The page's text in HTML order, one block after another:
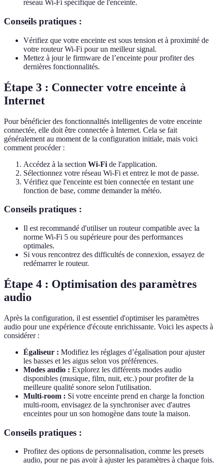
réseau Wi-Fi spécifique de l'enceinte.
Conseils pratiques :
Vérifiez que votre enceinte est sous tension et à proximité de
votre routeur Wi-Fi pour un meilleur signal.
Mettez à jour le firmware de l’enceinte pour profiter des
dernières fonctionnalités.
Étape 3 : Connecter votre enceinte à
Internet
Pour bénéficier des fonctionnalités intelligentes de votre enceinte
connectée, elle doit être connectée à Internet. Cela se fait
généralement au moment de la configuration initiale, mais voici
comment procéder :
Accédez à la section Wi-Fi de l'application.
Sélectionnez votre réseau Wi-Fi et entrez le mot de passe.
Vérifiez que l'enceinte est bien connectée en testant une
fonction de base, comme demander la météo.
Conseils pratiques :
Il est recommandé d'utiliser un routeur compatible avec la
norme Wi-Fi 5 ou supérieure pour des performances
optimales.
Si vous rencontrez des difficultés de connexion, essayez de
redémarrer le routeur.
Étape 4 : Optimisation des paramètres
audio
Après la configuration, il est essentiel d'optimiser les paramètres
audio pour une expérience d'écoute enrichissante. Voici les aspects à
considérer :
Égaliseur : Modifiez les réglages d’égalisation pour ajuster
les basses et les aigus selon vos préférences.
Modes audio : Explorez les différents modes audio
disponibles (musique, film, nuit, etc.) pour profiter de la
meilleure qualité sonore selon l'utilisation.
Multi-room : Si votre enceinte prend en charge la fonction
multi-room, envisagez de la synchroniser avec d'autres
enceintes pour un son homogène dans toute la maison.
Conseils pratiques :
Profitez des options de personnalisation, comme les presets
audio, pour ne pas avoir à ajuster les paramètres à chaque fois.